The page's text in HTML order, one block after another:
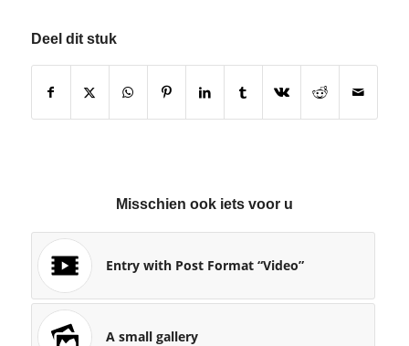
Deel dit stuk
Misschien ook iets voor u
Entry with Post Format “Video”
A small gallery